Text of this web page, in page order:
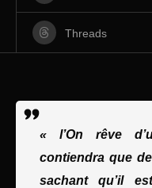
Threads
« l’On rêve
contiendra que
sachant qu’il